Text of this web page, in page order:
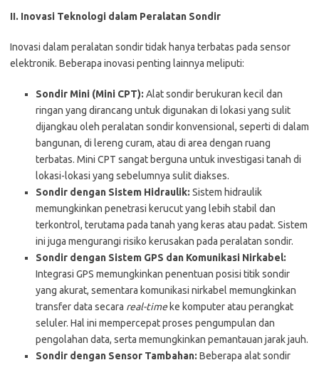
II. Inovasi Teknologi dalam Peralatan Sondir
Inovasi dalam peralatan sondir tidak hanya terbatas pada sensor
elektronik. Beberapa inovasi penting lainnya meliputi:
Sondir Mini (Mini CPT): Alat sondir berukuran kecil dan
ringan yang dirancang untuk digunakan di lokasi yang sulit
dijangkau oleh peralatan sondir konvensional, seperti di dalam
bangunan, di lereng curam, atau di area dengan ruang
terbatas. Mini CPT sangat berguna untuk investigasi tanah di
lokasi-lokasi yang sebelumnya sulit diakses.
Sondir dengan Sistem Hidraulik: Sistem hidraulik
memungkinkan penetrasi kerucut yang lebih stabil dan
terkontrol, terutama pada tanah yang keras atau padat. Sistem
ini juga mengurangi risiko kerusakan pada peralatan sondir.
Sondir dengan Sistem GPS dan Komunikasi Nirkabel:
Integrasi GPS memungkinkan penentuan posisi titik sondir
yang akurat, sementara komunikasi nirkabel memungkinkan
transfer data secara real-timeke komputer atau perangkat
seluler. Hal ini mempercepat proses pengumpulan dan
pengolahan data, serta memungkinkan pemantauan jarak jauh.
Sondir dengan Sensor Tambahan: Beberapa alat sondir